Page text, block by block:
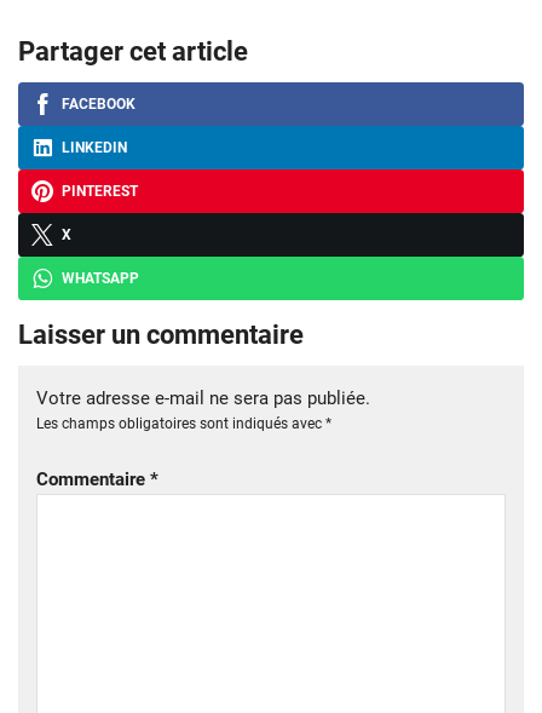
Partager cet article
FACEBOOK
LINKEDIN
PINTEREST
X
WHATSAPP
Laisser un commentaire
Votre adresse e-mail ne sera pas publiée.
Les champs obligatoires sont indiqués avec *
Commentaire *